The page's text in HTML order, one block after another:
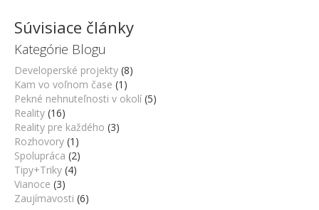
Súvisiace články
Kategórie Blogu
Developerské projekty (8)
Kam vo voľnom čase (1)
Pekné nehnuteľnosti v okolí (5)
Reality (16)
Reality pre každého (3)
Rozhovory (1)
Spolupráca (2)
Tipy+Triky (4)
Vianoce (3)
Zaujímavosti (6)